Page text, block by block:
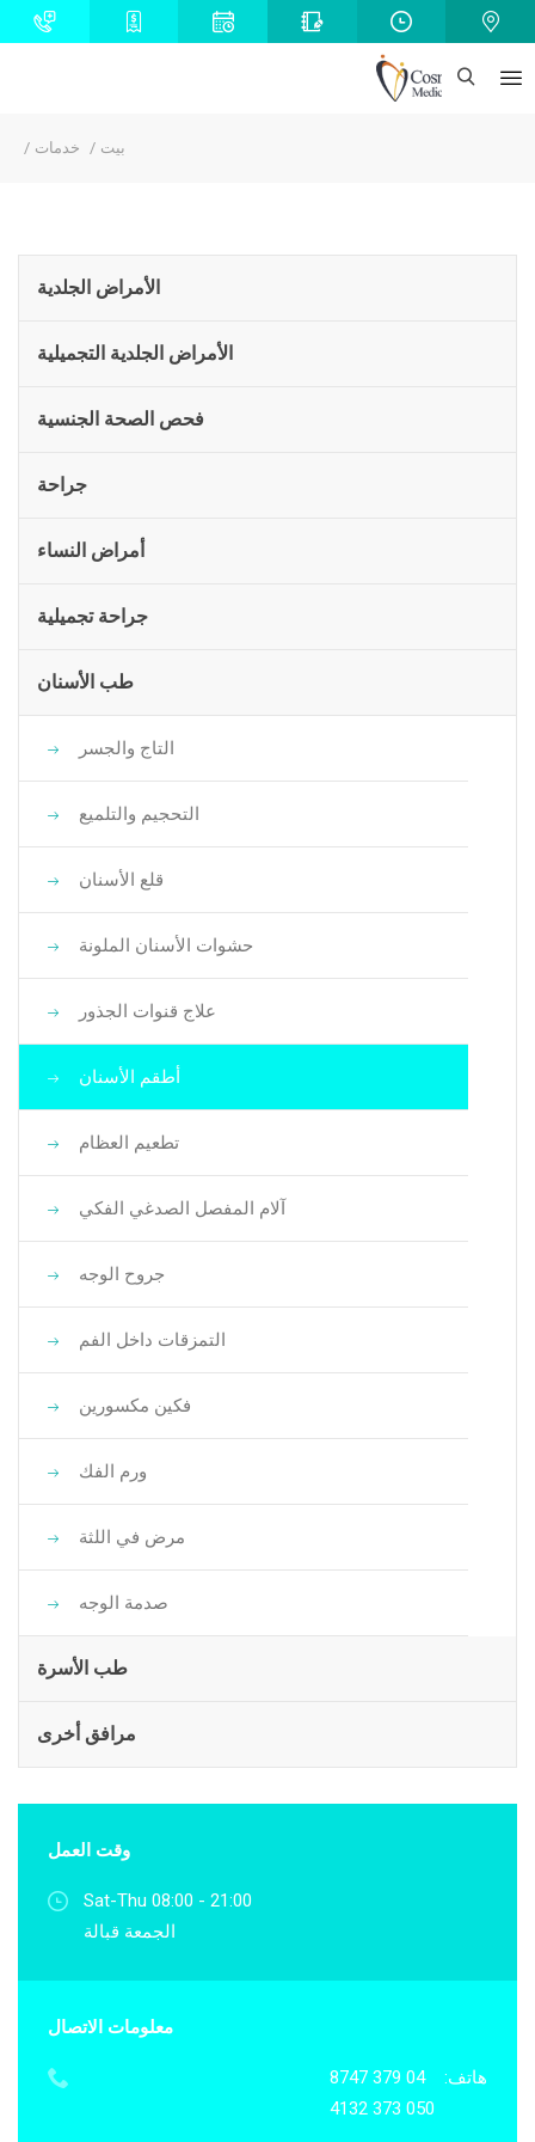
بيت خدمات
الأمراض الجلدية
الأمراض الجلدية التجميلية
فحص الصحة الجنسية
جراحة
أمراض النساء
جراحة تجميلية
طب الأسنان
التاج والجسر
التحجيم والتلميع
قلع الأسنان
حشوات الأسنان الملونة
علاج قنوات الجذور
أطقم الأسنان
تطعيم العظام
آلام المفصل الصدغي الفكي
جروح الوجه
التمزقات داخل الفم
فكين مكسورين
ورم الفك
مرض في اللثة
صدمة الوجه
طب الأسرة
مرافق أخرى
وقت العمل
Sat-Thu 08:00 - 21:00
الجمعة قبالة
معلومات الاتصال
هاتف:
04 379 8747
050 373 4132